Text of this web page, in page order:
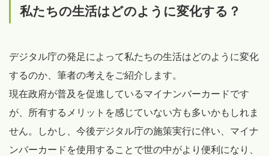
私たちの生活はどのように変化する？
デジタル庁の発足によって私たちの生活はどのように変化
するのか、筆者の考えをご紹介します。
現在政府が普及を促進しているマイナンバーカードです
が、所有するメリットを感じていない方も多いかもしれま
せん。しかし、今後デジタル庁の施策実行に伴い、マイナ
ンバーカードを使用することで世の中がより便利になり、